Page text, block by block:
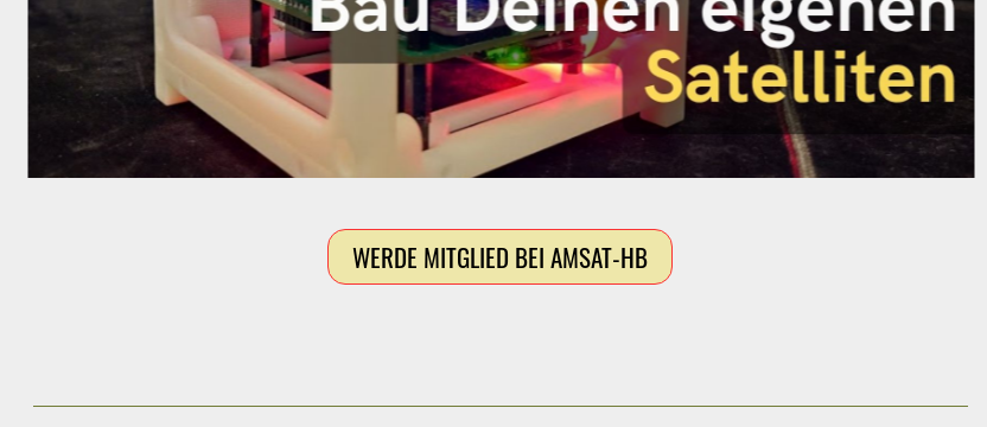
WERDE MITGLIED BEI AMSAT-HB